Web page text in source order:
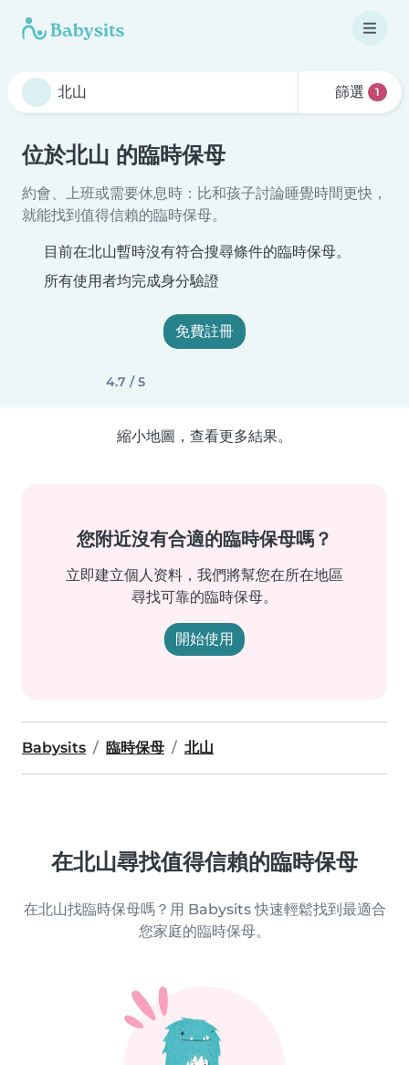
篩選 1
位於北山 的臨時保母
約會、上班或需要休息時：比和孩子討論睡覺時間更快，
就能找到值得信賴的臨時保母。
目前在北山暫時沒有符合搜尋條件的臨時保母。
所有使用者均完成身分驗證
免費註冊
4.7 / 5
縮小地圖，查看更多結果。
您附近沒有合適的臨時保母嗎？
立即建立個人资料，我們將幫您在所在地區
尋找可靠的臨時保母。
開始使用
Babysits 臨時保母 北山
在北山尋找值得信賴的臨時保母
在北山找臨時保母嗎？用 Babysits 快速輕鬆找到最適合
您家庭的臨時保母。